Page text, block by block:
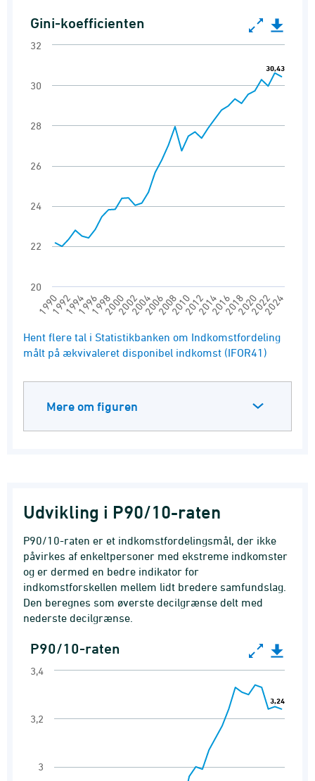
Gini-koefficienten
Indkomstfordeling målt på ækvivaleret
View as data table, Gini-koefficienten
The chart has 1 X axis displaying categories.
The chart has 1 Y axis displaying values.
Gini-koefficienten
30,43
30,43
199019921994199619982000200220042006200820102012201420162018202020222024
20
22
24
26
28
30
32
End of interactive chart.
Hent flere tal i Statistikbanken om Indkomstfordeling
målt på ækvivaleret disponibel indkomst (IFOR41)
Mere om figuren
Udvikling i P90/10-raten
P90/10-raten er et indkomstfordelingsmål, der ikke
påvirkes af enkeltpersoner med ekstreme indkomster
og er dermed en bedre indikator for
indkomstforskellen mellem lidt bredere samfundslag.
Den beregnes som øverste decilgrænse delt med
nederste decilgrænse.
P90/10-raten
Indkomstfordeling målt på ækvivaleret
View as data table, P90/10-raten
The chart has 1 X axis displaying categories.
The chart has 1 Y axis displaying values.
P90/10-raten
3,24
3,24
3
3,2
3,4